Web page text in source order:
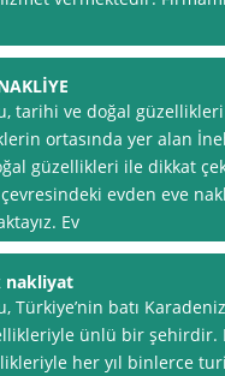
tarihi ve doğal
ortasında yer alan
güzellikleri ile dikkat
evden eve
Ev
nakliyat
Türkiye’nin batı
ünlü bir şehirdir.
her yıl binlerce